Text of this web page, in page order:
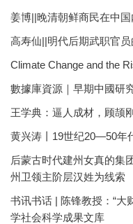
姜博||晚清朝鲜商民在中
高寿仙||明代后期武职官
Climate Change and the
數據庫資源｜早期中國研
王学典：逼人成材，顾颉
黄兴涛丨19世纪20—50年
后蒙古时代建州女真的
州卫领主阶层汉姓为线索
书讯书话 | 陈锋教授：“大
学社会科学成果文库